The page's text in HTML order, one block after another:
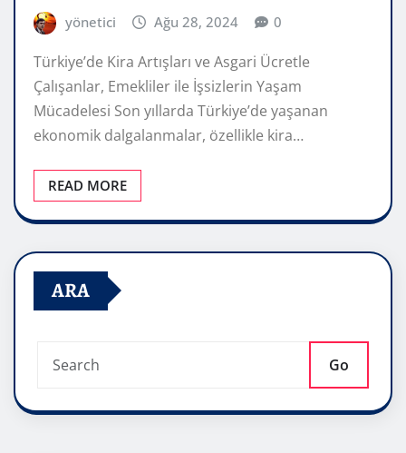
yönetici Ağu 28, 2024 0
Türkiye’de Kira Artışları ve Asgari Ücretle
Çalışanlar, Emekliler ile İşsizlerin Yaşam
Mücadelesi Son yıllarda Türkiye’de yaşanan
ekonomik dalgalanmalar, özellikle kira…
READ MORE
ARA
Go